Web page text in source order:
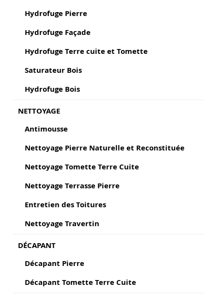
Hydrofuge Pierre
Hydrofuge Façade
Hydrofuge Terre cuite et Tomette
Saturateur Bois
Hydrofuge Bois
NETTOYAGE
Antimousse
Nettoyage Pierre Naturelle et Reconstituée
Nettoyage Tomette Terre Cuite
Nettoyage Terrasse Pierre
Entretien des Toitures
Nettoyage Travertin
DÉCAPANT
Décapant Pierre
Décapant Tomette Terre Cuite